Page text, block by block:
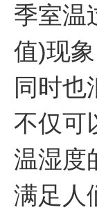
季室温
值)现
同时也
不仅可
温湿度
满足人